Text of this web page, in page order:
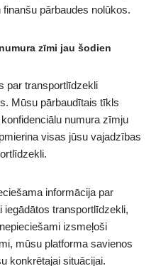
pārbaudes nolūkos.
zīmi jau šodien
par transportlīdzekli
Mūsu pārbaudītais tīkls
numura zīmju
visas jūsu vajadzības
informācija par
transportlīdzekli,
izsmeļoši
mūsu platforma savienos
konkrētajai situācijai.